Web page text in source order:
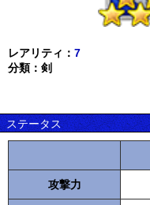
レアリティ： 7
分類：剣
ステータス
攻撃力